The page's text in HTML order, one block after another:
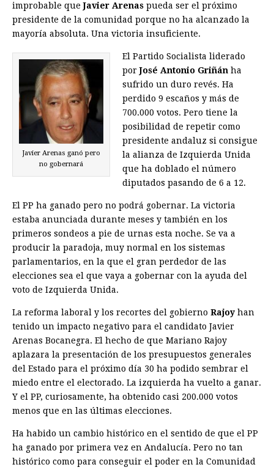
improbable queJavier Arenas pueda ser el próximo
presidente de la comunidad porque no ha alcanzado la
mayoría absoluta. Una victoria insuficiente.
Javier Arenas ganó pero
no gobernará
El Partido Socialista liderado
porJosé Antonio Griñán ha
sufrido un duro revés. Ha
perdido 9 escaños y más de
700.000 votos. Pero tiene la
posibilidad de repetir como
presidente andaluz si consigue
la alianza de Izquierda Unida
que ha doblado el número
diputados pasando de 6 a 12.
El PP ha ganado pero no podrá gobernar. La victoria
estaba anunciada durante meses y también en los
primeros sondeos a pie de urnas esta noche. Se va a
producir la paradoja, muy normal en los sistemas
parlamentarios, en la que el gran perdedor de las
elecciones sea el que vaya a gobernar con la ayuda del
voto de Izquierda Unida.
La reforma laboral y los recortes del gobierno Rajoyhan
tenido un impacto negativo para el candidato Javier
Arenas Bocanegra. El hecho de que Mariano Rajoy
aplazara la presentación de los presupuestos generales
del Estado para el próximo día 30 ha podido sembrar el
miedo entre el electorado. La izquierda ha vuelto a ganar.
Y el PP, curiosamente, ha obtenido casi 200.000 votos
menos que en las últimas elecciones.
Ha habido un cambio histórico en el sentido de que el PP
ha ganado por primera vez en Andalucía. Pero no tan
histórico como para conseguir el poder en la Comunidad